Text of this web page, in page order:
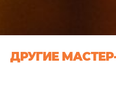
ДРУГИЕ